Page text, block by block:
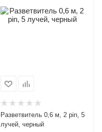
Разветвитель 0,6 м, 2 pin, 5
лучей, черный